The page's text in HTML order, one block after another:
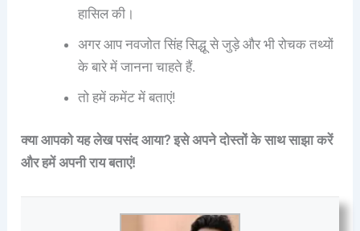
हासिल की।
अगर आप नवजोत सिंह सिद्धू से जुड़े और भी रोचक तथ्यों
के बारे में जानना चाहते हैं.
तो हमें कमेंट में बताएं!
क्या आपको यह लेख पसंद आया? इसे अपने दोस्तों के साथ साझा करें
और हमें अपनी राय बताएं!